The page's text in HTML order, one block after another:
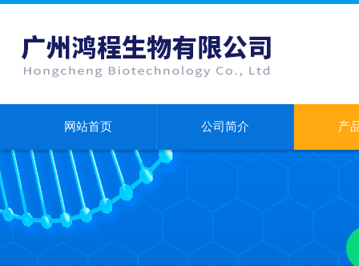
网站首页 公司简介 产